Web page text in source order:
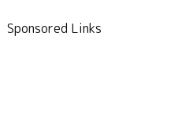
Sponsored Links